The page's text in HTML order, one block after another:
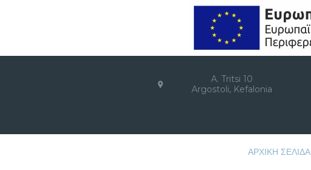
A. Tritsi 10
Argostoli, Kefalonia
ΑΡΧΙΚΉ ΣΕΛΊΔΑ